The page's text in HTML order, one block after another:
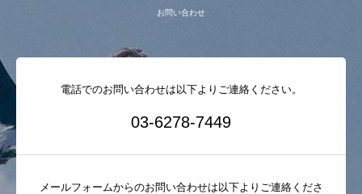
お問い合わせ
電話でのお問い合わせは以下よりご連絡ください。
03-6278-7449
メールフォームからのお問い合わせは以下よりご連絡くださ